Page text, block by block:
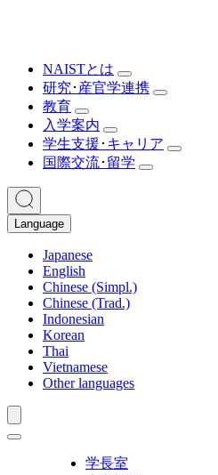
NAISTとは
研究･産官学連携
教育
入学案内
学生支援･キャリア
国際交流･留学
Language
Japanese
English
Chinese (Simpl.)
Chinese (Trad.)
Indonesian
Korean
Thai
Vietnamese
Other languages
学長室